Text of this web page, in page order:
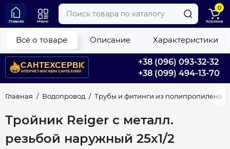
+38 (096) 093-32-32
+38 (099) 494-13-70
Главная Меню
0
Корзина
Главная Водопровод Трубы и фитинги из полипропилена
Тройник Reiger с металл.
резьбой наружный 25х1/2
Всё о товаре Описание Характеристики